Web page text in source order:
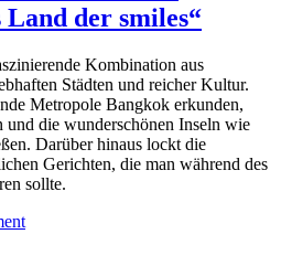
Thailands:
Reiseführer
für
Entdecker“
Land der smiles“
Kombination aus
Städten und reicher Kultur.
Metropole Bangkok erkunden,
und die wunderschönen Inseln wie
Darüber hinaus lockt die
Gerichten, die man während des
sollte.
on